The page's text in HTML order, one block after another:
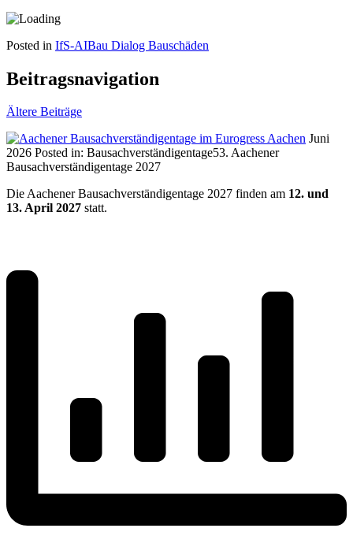
Posted in IfS-AIBau Dialog Bauschäden
Beitragsnavigation
Ältere Beiträge
Juni
2026 Posted in: Bausachverständigentage53. Aachener
Bausachverständigentage 2027
Die Aachener Bausachverständigentage 2027 finden am 12. und
13. April 2027 statt.